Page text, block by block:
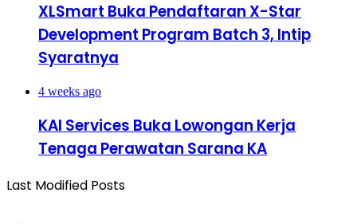
XLSmart Buka Pendaftaran X-Star
Development Program Batch 3, Intip
Syaratnya
4 weeks ago
KAI Services Buka Lowongan Kerja
Tenaga Perawatan Sarana KA
Last Modified Posts